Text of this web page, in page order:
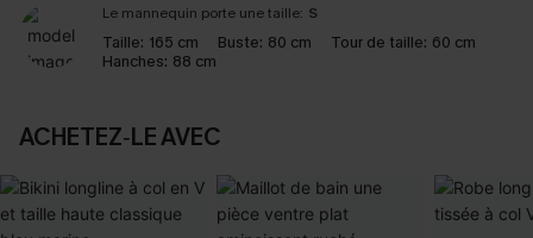
Le mannequin porte une taille: S
Taille: 165 cm Buste: 80 cm Tour de taille: 60 cm
Hanches: 88 cm
ACHETEZ‑LE AVEC